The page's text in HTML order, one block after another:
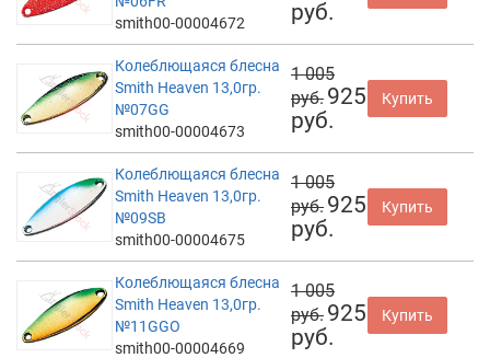
smith00-00004672
руб.
Колеблющаяся блесна
Smith Heaven 13,0гр.
№07GG
smith00-00004673
1 005
руб. 925
руб.
Купить
Колеблющаяся блесна
Smith Heaven 13,0гр.
№09SB
smith00-00004675
1 005
руб. 925
руб.
Купить
Колеблющаяся блесна
Smith Heaven 13,0гр.
№11GGO
smith00-00004669
1 005
руб. 925
руб.
Купить